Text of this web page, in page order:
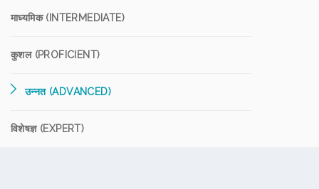
माध्यमिक (INTERMEDIATE)
कुशल (PROFICIENT)
उन्नत (ADVANCED)
विशेषज्ञ (EXPERT)